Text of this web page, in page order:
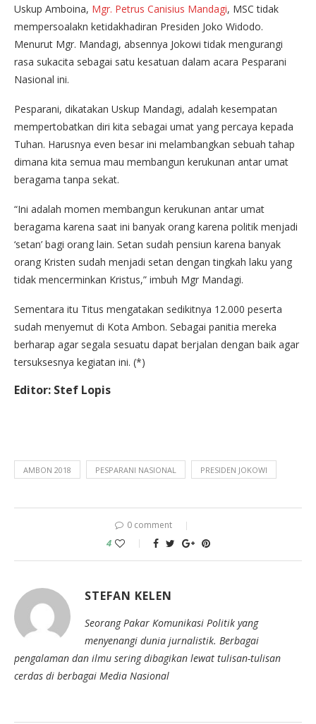
Uskup Amboina, Mgr. Petrus Canisius Mandagi, MSC tidak
mempersoalakn ketidakhadiran Presiden Joko Widodo.
Menurut Mgr. Mandagi, absennya Jokowi tidak mengurangi
rasa sukacita sebagai satu kesatuan dalam acara Pesparani
Nasional ini.
Pesparani, dikatakan Uskup Mandagi, adalah kesempatan
mempertobatkan diri kita sebagai umat yang percaya kepada
Tuhan. Harusnya even besar ini melambangkan sebuah tahap
dimana kita semua mau membangun kerukunan antar umat
beragama tanpa sekat.
“Ini adalah momen membangun kerukunan antar umat
beragama karena saat ini banyak orang karena politik menjadi
‘setan’ bagi orang lain. Setan sudah pensiun karena banyak
orang Kristen sudah menjadi setan dengan tingkah laku yang
tidak mencerminkan Kristus,” imbuh Mgr Mandagi.
Sementara itu Titus mengatakan sedikitnya 12.000 peserta
sudah menyemut di Kota Ambon. Sebagai panitia mereka
berharap agar segala sesuatu dapat berjalan dengan baik agar
tersuksesnya kegiatan ini. (*)
Editor: Stef Lopis
AMBON 2018 PESPARANI NASIONAL PRESIDEN JOKOWI
0 comment
4
STEFAN KELEN
Seorang Pakar Komunikasi Politik yang
menyenangi dunia jurnalistik. Berbagai
pengalaman dan ilmu sering dibagikan lewat tulisan-tulisan
cerdas di berbagai Media Nasional